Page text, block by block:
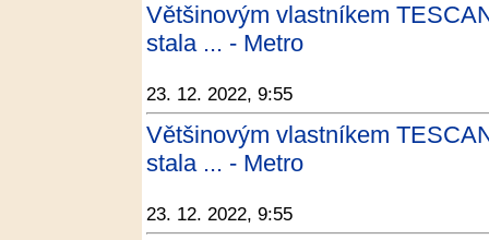
Většinovým vlastníkem
stala ... - Metro
23. 12. 2022, 9:55
Většinovým vlastníkem
stala ... - Metro
23. 12. 2022, 9:55